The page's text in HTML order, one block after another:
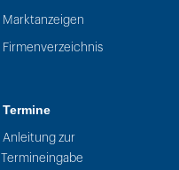
Marktanzeigen
Firmenverzeichnis
Termine
Anleitung zur
Termineingabe